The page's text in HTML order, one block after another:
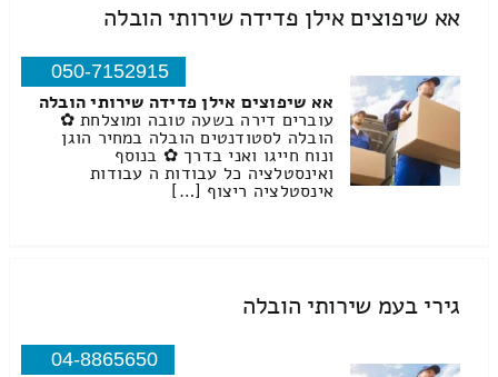
אא שיפוצים אילן פדידה שירותי הובלה
050-7152915
אא שיפוצים אילן פדידה שירותי הובלה
עוברים דירה בשעה טובה ומוצלחת ✿
הובלה לסטודנטים הובלה במחיר הוגן
ונוח חייגו ואני בדרך ✿ בנוסף
ואינסטלציה כל עבודות ה עבודות
אינסטלציה ריצוף […]
גירי בעמ שירותי הובלה
04-8865650